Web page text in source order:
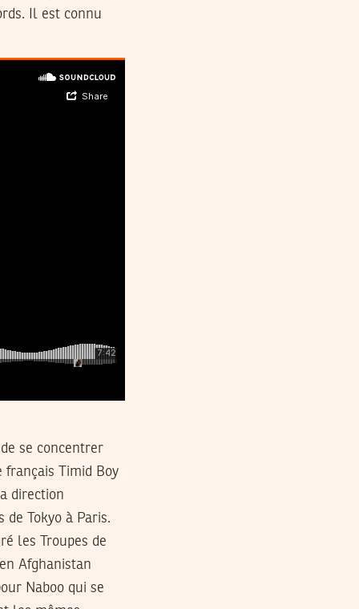
Il est connu
se concentrer
Timid Boy
direction
de Tokyo à Paris.
les Troupes de
Afghanistan
Naboo qui se